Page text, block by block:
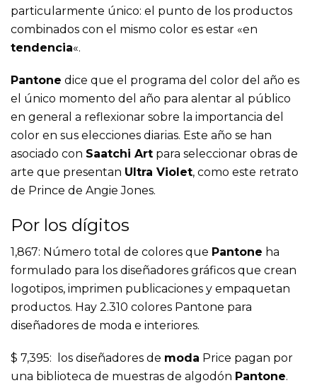
particularmente único: el punto de los productos
combinados con el mismo color es estar «en
tendencia«.
Pantone dice que el programa del color del año es
el único momento del año para alentar al público
en general a reflexionar sobre la importancia del
color en sus elecciones diarias. Este año se han
asociado con Saatchi Art para seleccionar obras de
arte que presentan Ultra Violet, como este retrato
de Prince de Angie Jones.
Por los dígitos
1,867: Número total de colores que Pantone ha
formulado para los diseñadores gráficos que crean
logotipos, imprimen publicaciones y empaquetan
productos. Hay 2.310 colores Pantone para
diseñadores de moda e interiores.
$ 7,395: los diseñadores de moda Price pagan por
una biblioteca de muestras de algodón Pantone.